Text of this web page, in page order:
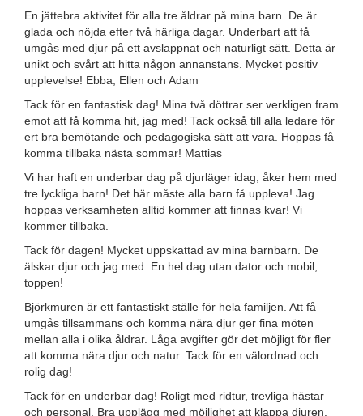
En jättebra aktivitet för alla tre åldrar på mina barn. De är
glada och nöjda efter två härliga dagar. Underbart att få
umgås med djur på ett avslappnat och naturligt sätt. Detta är
unikt och svårt att hitta någon annanstans. Mycket positiv
upplevelse! Ebba, Ellen och Adam
Tack för en fantastisk dag! Mina två döttrar ser verkligen fram
emot att få komma hit, jag med! Tack också till alla ledare för
ert bra bemötande och pedagogiska sätt att vara. Hoppas få
komma tillbaka nästa sommar! Mattias
Vi har haft en underbar dag på djurläger idag, åker hem med
tre lyckliga barn! Det här måste alla barn få uppleva! Jag
hoppas verksamheten alltid kommer att finnas kvar! Vi
kommer tillbaka.
Tack för dagen! Mycket uppskattad av mina barnbarn. De
älskar djur och jag med. En hel dag utan dator och mobil,
toppen!
Björkmuren är ett fantastiskt ställe för hela familjen. Att få
umgås tillsammans och komma nära djur ger fina möten
mellan alla i olika åldrar. Låga avgifter gör det möjligt för fler
att komma nära djur och natur. Tack för en välordnad och
rolig dag!
Tack för en underbar dag! Roligt med ridtur, trevliga hästar
och personal. Bra upplägg med möjlighet att klappa djuren.